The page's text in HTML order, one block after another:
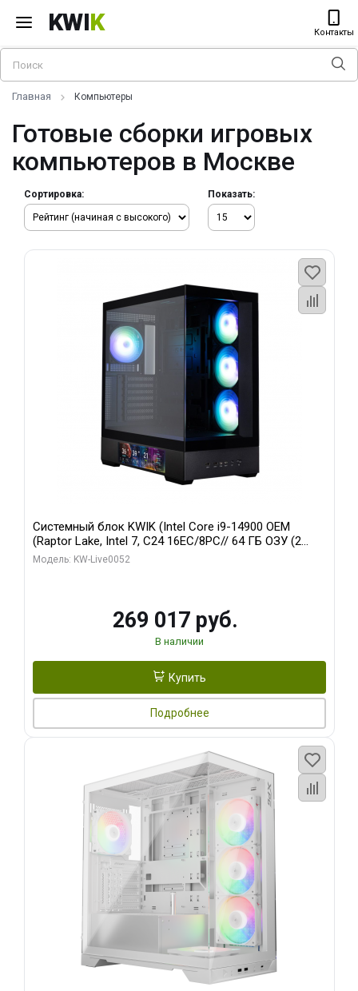
KWIK Контакты
Главная Компьютеры
Готовые сборки игровых
компьютеров в Москве
Сортировка: Показать:
Системный блок KWIK (Intel Core i9-14900 OEM
(Raptor Lake, Intel 7, C24 16EC/8PC// 64 ГБ ОЗУ (2
модуля)/ Palit RTX5080 GAMINGPRO OC 16GB GDDR7
Модель: KW-Live0052
269 017 руб.
В наличии
Купить
Подробнее